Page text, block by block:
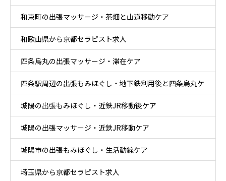
和束町の出張マッサージ・茶畑と山道移動ケア
和歌山県から京都セラピスト求人
四条烏丸の出張マッサージ・滞在ケア
四条駅周辺の出張もみほぐし・地下鉄利用後と四条烏丸ケ
ア
城陽の出張もみほぐし・近鉄JR移動後ケア
城陽の出張マッサージ・近鉄JR移動ケア
城陽市の出張もみほぐし・生活動線ケア
埼玉県から京都セラピスト求人